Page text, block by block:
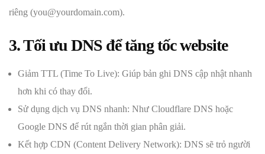
riêng (you@yourdomain.com).
3. Tối ưu DNS để tăng tốc website
Giảm TTL (Time To Live): Giúp bản ghi DNS cập nhật nhanh
hơn khi có thay đổi.
Sử dụng dịch vụ DNS nhanh: Như Cloudflare DNS hoặc
Google DNS để rút ngắn thời gian phân giải.
Kết hợp CDN (Content Delivery Network): DNS sẽ trỏ người